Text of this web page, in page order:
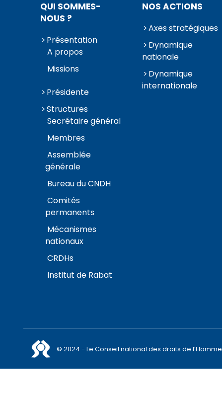
QUI SOMMES-
NOUS ?
Présentation
A propos
Missions
Présidente
Structures
Secrétaire général
Membres
Assemblée
générale
Bureau du CNDH
Comités
permanents
Mécanismes
nationaux
CRDHs
Institut de Rabat
NOS ACTIONS
Axes stratégiques
Dynamique
nationale
Dynamique
internationale
© 2024 - Le Conseil national des droits de l’Homme